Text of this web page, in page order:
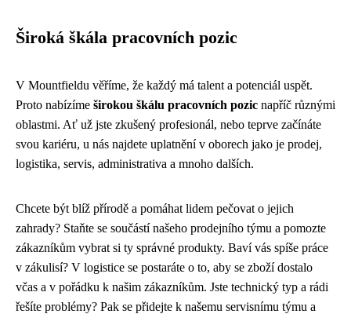
Široká škála pracovních pozic
V Mountfieldu věříme, že každý má talent a potenciál uspět.
Proto nabízíme širokou škálu pracovních pozic napříč různými
oblastmi. Ať už jste zkušený profesionál, nebo teprve začínáte
svou kariéru, u nás najdete uplatnění v oborech jako je prodej,
logistika, servis, administrativa a mnoho dalších.
Chcete být blíž přírodě a pomáhat lidem pečovat o jejich
zahrady? Staňte se součástí našeho prodejního týmu a pomozte
zákazníkům vybrat si ty správné produkty. Baví vás spíše práce
v zákulisí? V logistice se postaráte o to, aby se zboží dostalo
včas a v pořádku k našim zákazníkům. Jste technický typ a rádi
řešíte problémy? Pak se přidejte k našemu servisnímu týmu a